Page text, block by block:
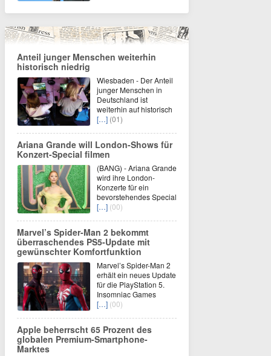
Anteil junger Menschen weiterhin
historisch niedrig
Wiesbaden - Der Anteil
junger Menschen in
Deutschland ist
weiterhin auf historisch
[…] (01)
Ariana Grande will London-Shows für
Konzert-Special filmen
(BANG) - Ariana Grande
wird ihre London-
Konzerte für ein
bevorstehendes Special
[…] (00)
Marvel’s Spider-Man 2 bekommt
überraschendes PS5-Update mit
gewünschter Komfortfunktion
Marvel’s Spider-Man 2
erhält ein neues Update
für die PlayStation 5.
Insomniac Games
[…] (00)
Apple beherrscht 65 Prozent des
globalen Premium-Smartphone-
Marktes